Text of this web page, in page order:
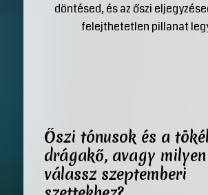
döntésed, és az őszi
felejthetetlen pillanat
Őszi tónusok és a
drágakő, avagy
válassz szeptemberi